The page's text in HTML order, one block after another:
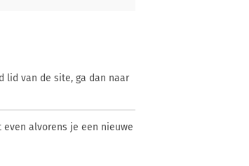
lid van de site, ga dan naar
even alvorens je een nieuwe